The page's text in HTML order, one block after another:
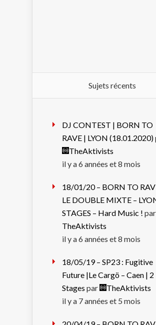
Sujets récents
DJ CONTEST | BORN TO
RAVE | LYON (18.01.2020)
TheAktivists
il y a 6 années et 8 mois
18/01/20 – BORN TO
LE DOUBLE MIXTE –
STAGES – Hard Music ! par
TheAktivists
il y a 6 années et 8 mois
18/05/19 – SP23 : Fugitive
Future |Le Cargö – Caen | 2
Stages par
TheAktivists
il y a 7 années et 5 mois